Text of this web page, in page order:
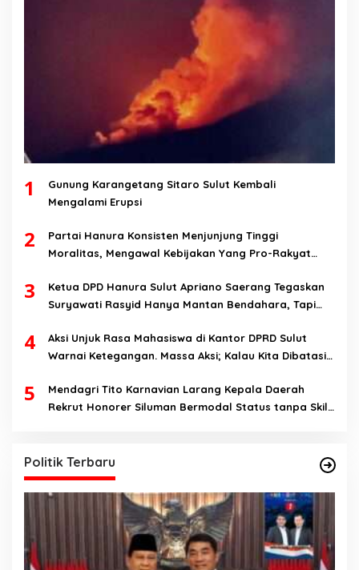
1
Gunung Karangetang Sitaro Sulut Kembali
Mengalami Erupsi
2
Partai Hanura Konsisten Menjunjung Tinggi
Moralitas, Mengawal Kebijakan Yang Pro-Rakyat
3
Ketua DPD Hanura Sulut Apriano Saerang Tegaskan
Suryawati Rasyid Hanya Mantan Bendahara, Tapi
4
Aksi Unjuk Rasa Mahasiswa di Kantor DPRD Sulut
Warnai Ketegangan. Massa Aksi; Kalau Kita Dibatasi
5
Mendagri Tito Karnavian Larang Kepala Daerah
Rekrut Honorer Siluman Bermodal Status tanpa Skill.
Politik Terbaru